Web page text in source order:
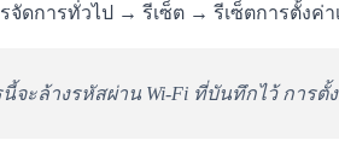
จัดการทั่วไป → รีเซ็ต → รีเซ็ตการตั้งค่า
จะล้างรหัสผ่าน Wi-Fi ที่บันทึกไว้ การ